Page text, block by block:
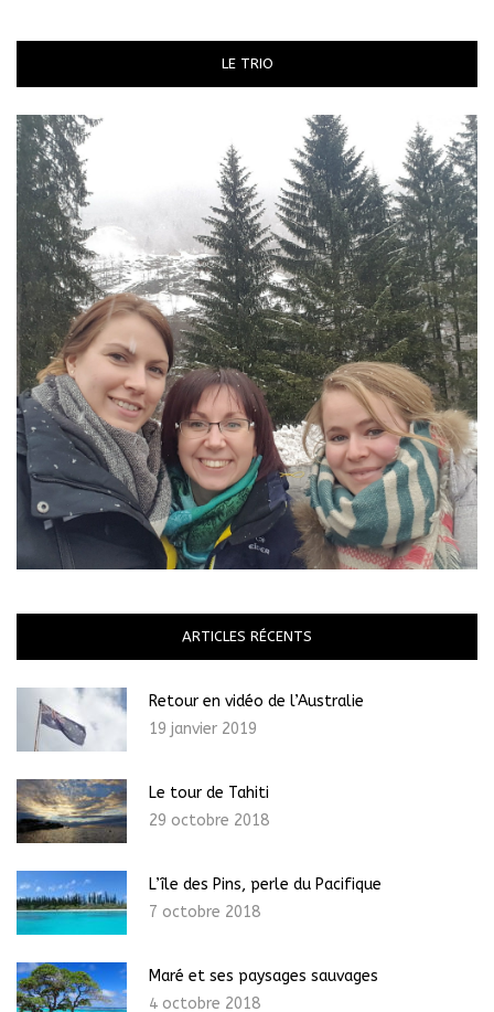
LE TRIO
ARTICLES RÉCENTS
Retour en vidéo de l’Australie
19 janvier 2019
Le tour de Tahiti
29 octobre 2018
L’île des Pins, perle du Pacifique
7 octobre 2018
Maré et ses paysages sauvages
4 octobre 2018